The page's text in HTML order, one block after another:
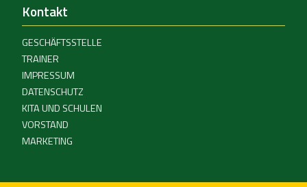
Kontakt
GESCHÄFTSSTELLE
TRAINER
IMPRESSUM
DATENSCHUTZ
KITA UND SCHULEN
VORSTAND
MARKETING